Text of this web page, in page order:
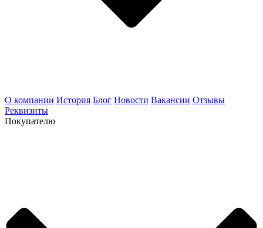
О компании История Блог Новости Вакансии Отзывы
Реквизиты
Покупателю